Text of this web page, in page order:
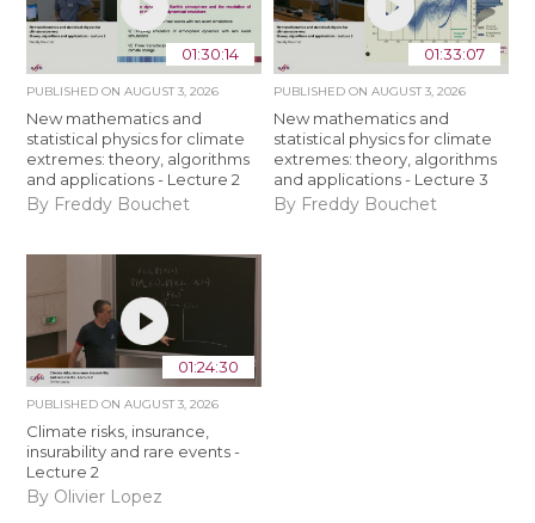
01:30:14
PUBLISHED ONAUGUST 3, 2026
New mathematics and
statistical physics for climate
extremes: theory, algorithms
and applications - Lecture 2
By Freddy Bouchet
01:33:07
PUBLISHED ON AUGUST 3, 2026
New mathematics and
statistical physics for climate
extremes: theory, algorithms
and applications - Lecture 3
By Freddy Bouchet
01:24:30
PUBLISHED ONAUGUST 3, 2026
Climate risks, insurance,
insurability and rare events -
Lecture 2
By Olivier Lopez